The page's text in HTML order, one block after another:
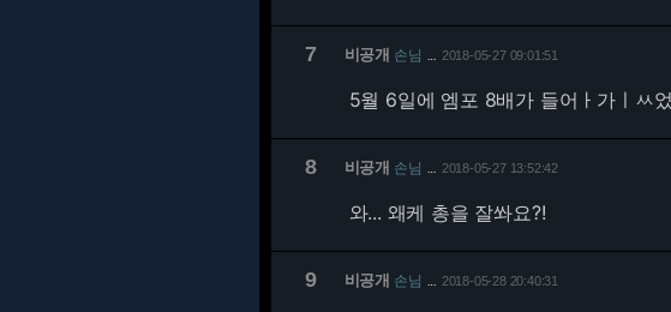
7 비공개 손님 2018-05-27 09:01:51
5월 6일에 엠포 8배가 들어ㅏ가ㅣㅆ
8 비공개 손님 2018-05-27 13:52:42
와... 왜케 총을 잘쏴요?!
9 비공개 손님 2018-05-28 20:40:31